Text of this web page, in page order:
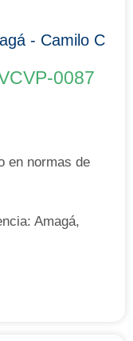
- Camilo C
0087
en normas de
Amagá,